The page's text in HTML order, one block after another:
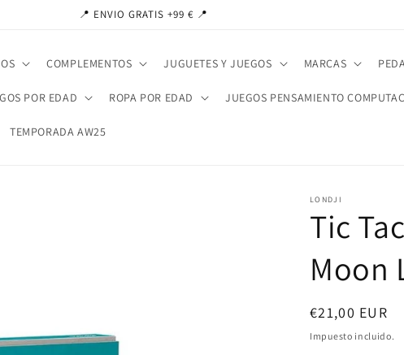
📍 ENVIO GRATIS +99 € 📍
COMPLEMENTOS JUGUETES Y JUEGOS MARCAS
POR EDAD ROPA POR EDAD JUEGOS PENSAMIENTO
TEMPORADA AW25
LONDJI
Tic
Moon
Precio
habitual
€21,00 EUR
Impuesto incluido.